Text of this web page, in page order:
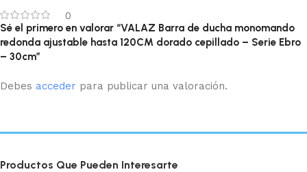
0
Sé el primero en valorar “VALAZ Barra de ducha monomando
redonda ajustable hasta 120CM dorado cepillado – Serie Ebro
– 30cm”
Debes acceder para publicar una valoración.
Productos Que Pueden Interesarte